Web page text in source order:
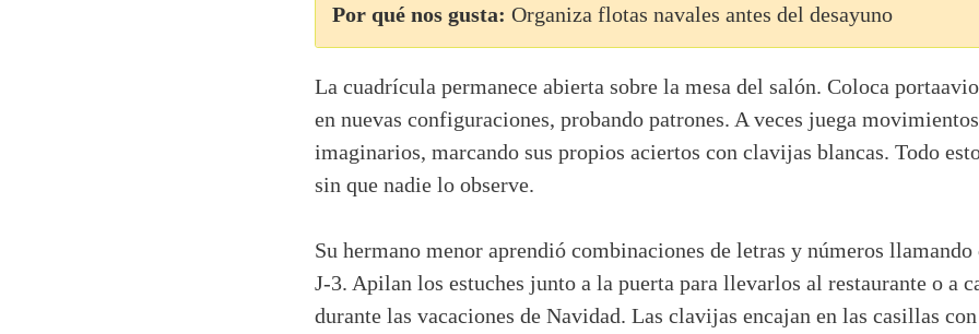
Por qué nos gusta: Organiza flotas navales antes del desayuno
La cuadrícula permanece abierta sobre la mesa del salón. Coloca
en nuevas configuraciones, probando patrones. A veces juega
imaginarios, marcando sus propios aciertos con clavijas blancas. Todo
sin que nadie lo observe.
Su hermano menor aprendió combinaciones de letras y números
J-3. Apilan los estuches junto a la puerta para llevarlos al restaurante o a
durante las vacaciones de Navidad. Las clavijas encajan en las casillas